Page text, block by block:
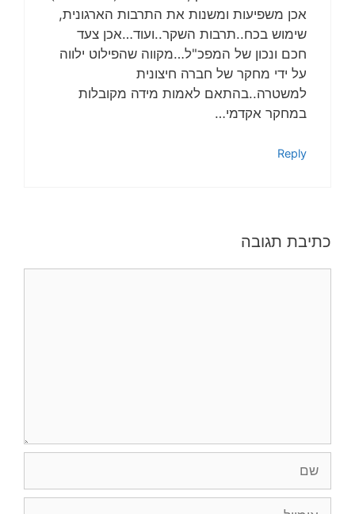
אכן משפיעות ומשנות את התרבות הארגונית,
שימוש בכח..תרבות השקר..ועוד…אכן צעד
חכם ונכון של המפכ"ל…מקווה שהפילוט ילווה
על ידי מחקר של חברה חיצונית
למשטרה..בהתאם לאמות מידה מקובלות
במחקר אקדמי…
Reply
כתיבת תגובה